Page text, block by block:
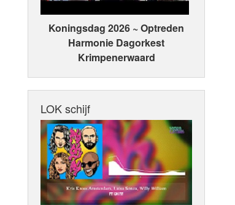
Koningsdag 2026 ~ Optreden
Harmonie Dagorkest
Krimpenerwaard
LOK schijf